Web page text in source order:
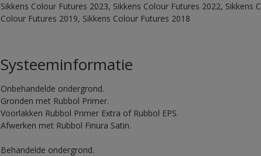
Sikkens Colour Futures 2023, Sikkens Colour Futures 2022, Sikkens
Colour Futures 2019, Sikkens Colour Futures 2018
Systeeminformatie
Onbehandelde ondergrond.
Gronden met Rubbol Primer.
Voorlakken Rubbol Primer Extra of Rubbol EPS.
Afwerken met Rubbol Finura Satin.
Behandelde ondergrond.